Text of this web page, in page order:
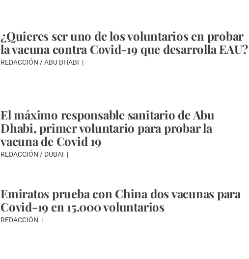
¿Quieres ser uno de los voluntarios en probar
la vacuna contra Covid-19 que desarrolla EAU?
REDACCIÓN / ABU DHABI
El máximo responsable sanitario de Abu
Dhabi, primer voluntario para probar la
vacuna de Covid 19
REDACCIÓN / DUBAI
Emiratos prueba con China dos vacunas para
Covid-19 en 15.000 voluntarios
REDACCIÓN